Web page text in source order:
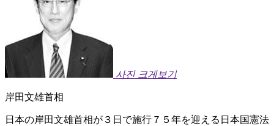
사진 크게보기
岸田文雄首相
日本の岸田文雄首相が３日で施行７５年を迎える日本国憲法